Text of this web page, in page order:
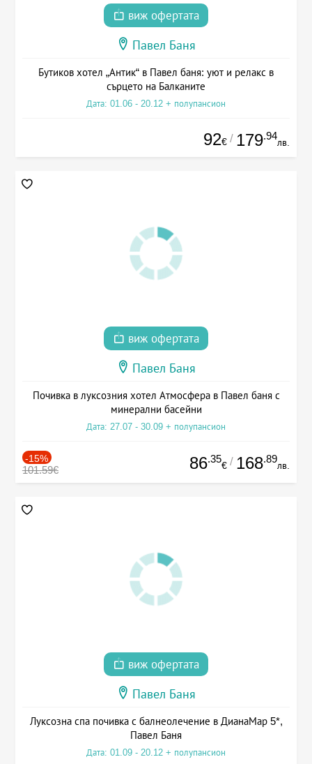
виж офертата
Павел Баня
Бутиков хотел „Антик“ в Павел баня: уют и релакс в
сърцето на Балканите
Дата: 01.06 - 20.12 + полупансион
92€ / 179.94
лв.
виж офертата
Павел Баня
Почивка в луксозния хотел Атмосфера в Павел баня с
минерални басейни
Дата: 27.07 - 30.09 + полупансион
-15%
101.59€ 86.35
€ / 168.89
лв.
виж офертата
Павел Баня
Луксозна спа почивка с балнеолечение в ДианаМар 5*,
Павел Баня
Дата: 01.09 - 20.12 + полупансион